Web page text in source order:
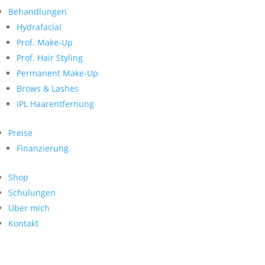
Behandlungen
Hydrafacial
Prof. Make-Up
Prof. Hair Styling
Permanent Make-Up
Brows & Lashes
IPL Haarentfernung
Preise
Finanzierung
Shop
Schulungen
Über mich
Kontakt
nach:
Neueste Kommentare
Archiv
Kategorien
Keine Kategorien
Meta
Anmelden
Feed der Einträge
WordPress.org
Search
nach:
Archive
Kontakt
Impressum
Datenschutz